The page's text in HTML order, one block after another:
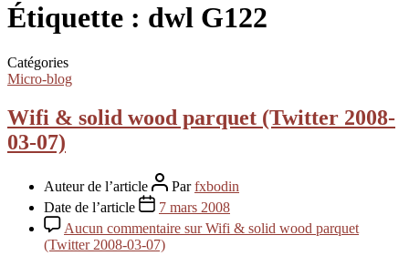
Étiquette : dwl G122
Catégories
Micro-blog
Wifi & solid wood parquet (Twitter 2008-
03-07)
Auteur de l’article Parfxbodin
Date de l’article
7 mars 2008
Aucun commentaire sur Wifi & solid wood parquet
(Twitter 2008-03-07)